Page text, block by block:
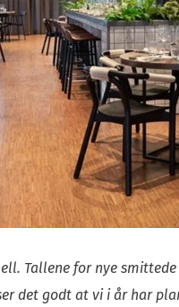
Tallene for nye
det godt at vi i år har